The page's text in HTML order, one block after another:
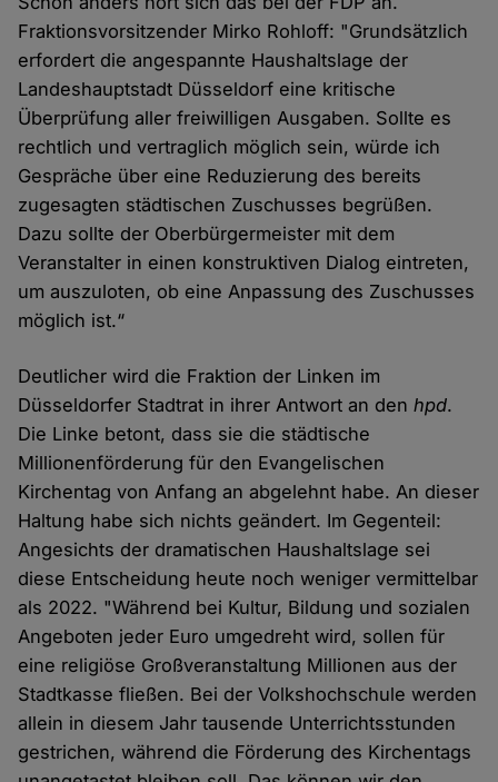
Fraktionsvorsitzender Mirko Rohloff: "Grundsätzlich
erfordert die angespannte Haushaltslage der
Landeshauptstadt Düsseldorf eine kritische
Überprüfung aller freiwilligen Ausgaben. Sollte es
rechtlich und vertraglich möglich sein, würde ich
Gespräche über eine Reduzierung des bereits
zugesagten städtischen Zuschusses begrüßen.
Dazu sollte der Oberbürgermeister mit dem
Veranstalter in einen konstruktiven Dialog eintreten,
um auszuloten, ob eine Anpassung des Zuschusses
möglich ist.“
Deutlicher wird die Fraktion der Linken im
Düsseldorfer Stadtrat in ihrer Antwort an denhpd.
Die Linke betont, dass sie die städtische
Millionenförderung für den Evangelischen
Kirchentag von Anfang an abgelehnt habe. An dieser
Haltung habe sich nichts geändert. Im Gegenteil:
Angesichts der dramatischen Haushaltslage sei
diese Entscheidung heute noch weniger vermittelbar
als 2022. "Während bei Kultur, Bildung und sozialen
Angeboten jeder Euro umgedreht wird, sollen für
eine religiöse Großveranstaltung Millionen aus der
Stadtkasse fließen. Bei der Volkshochschule werden
allein in diesem Jahr tausende Unterrichtsstunden
gestrichen, während die Förderung des Kirchentags